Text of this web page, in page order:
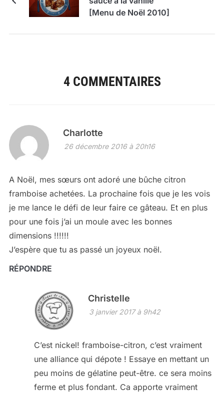
[Menu de Noël 2010]
4 COMMENTAIRES
Charlotte
26 décembre 2016 à 20h16
A Noël, mes sœurs ont adoré une bûche citron
framboise achetées. La prochaine fois que je les vois
je me lance le défi de leur faire ce gâteau. Et en plus
pour une fois j’ai un moule avec les bonnes
dimensions !!!!!!
J’espère que tu as passé un joyeux noël.
RÉPONDRE
Christelle
3 janvier 2017 à 9h42
C’est nickel! framboise-citron, c’est vraiment
une alliance qui dépote ! Essaye en mettant un
peu moins de gélatine peut-être. ce sera moins
ferme et plus fondant. Ca apporte vraiment